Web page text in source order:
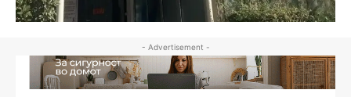
- Advertisement -